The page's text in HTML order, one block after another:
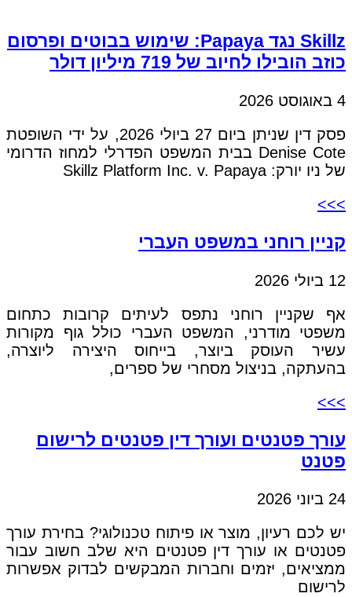
Skillz נגד Papaya: שימוש בבוטים ופרסום
כוזב הובילו לחיוב של 719 מיליון דולר
4 באוגוסט 2026
פסק דין שניתן ביום 27 ביולי 2026, על ידי השופטת
Denise Cote בבית המשפט הפדרלי למחוז הדרומי
של ניו יורק: Skillz Platform Inc. v. Papaya
>>>
קניין רוחני במשפט העברי
12 ביולי 2026
אף שקניין רוחני נתפס לעיתים קרובות כתחום
משפטי מודרני, המשפט העברי כולל גוף מקורות
עשיר העוסק ביוצר, בייחוס היצירה ליוצרה,
בהעתקה, בניצול מסחרי של ספרים,
>>>
עורך פטנטים ועורך דין פטנטים לרישום
פטנט
24 ביוני 2026
יש לכם רעיון, מוצר או פיתוח טכנולוגי? בחירת עורך
פטנטים או עורך דין פטנטים היא שלב חשוב עבור
ממציאים, יזמים וחברות המבקשים לבדוק אפשרות
לרישום